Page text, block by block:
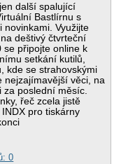
další spalující
Bastlírnu s
novinkami. Využijte
deštivý čtvrteční
se připojte online k
setkání kutilů,
kde se strahovskými
nejzajímavější věci, na
za poslední měsíc.
řeč zcela jistě
pro tiskárny
0